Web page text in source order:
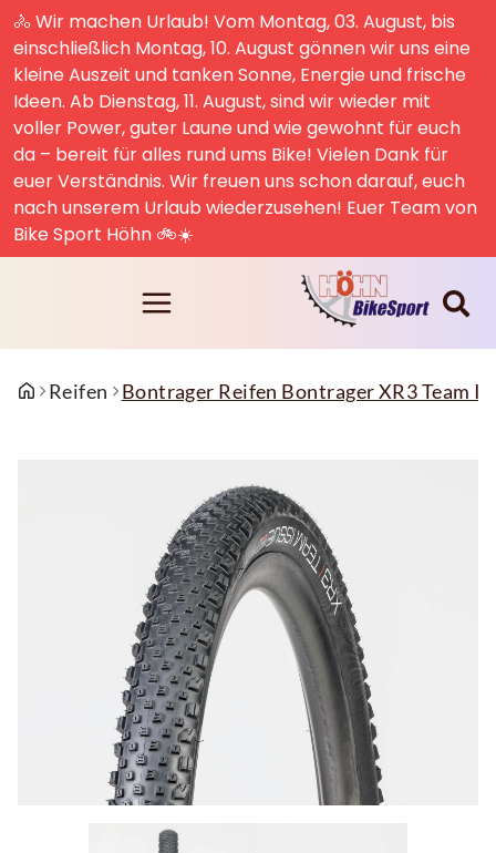
🚴 Wir machen Urlaub! Vom Montag, 03. August, bis
einschließlich Montag, 10. August gönnen wir uns eine
kleine Auszeit und tanken Sonne, Energie und frische
Ideen. Ab Dienstag, 11. August, sind wir wieder mit
voller Power, guter Laune und wie gewohnt für euch
da – bereit für alles rund ums Bike! Vielen Dank für
euer Verständnis. Wir freuen uns schon darauf, euch
nach unserem Urlaub wiederzusehen! Euer Team von
Bike Sport Höhn 🚲☀️
Reifen Bontrager Reifen Bontrager XR3 Team